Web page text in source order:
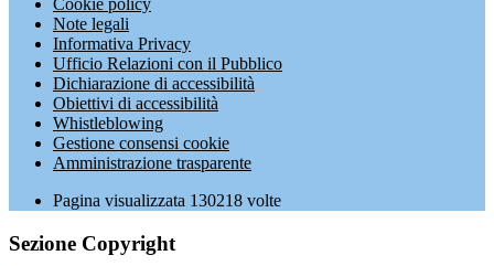
Cookie policy
Note legali
Informativa Privacy
Ufficio Relazioni con il Pubblico
Dichiarazione di accessibilità
Obiettivi di accessibilità
Whistleblowing
Gestione consensi cookie
Amministrazione trasparente
Pagina visualizzata 130218 volte
Sezione Copyright